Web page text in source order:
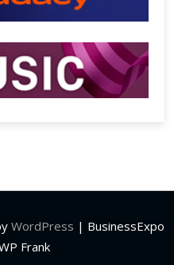
WordPress | BusinessExpo
Frank